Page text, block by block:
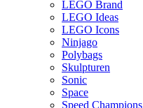
LEGO Brand
LEGO Ideas
LEGO Icons
Ninjago
Polybags
Skulpturen
Sonic
Space
Speed Champions